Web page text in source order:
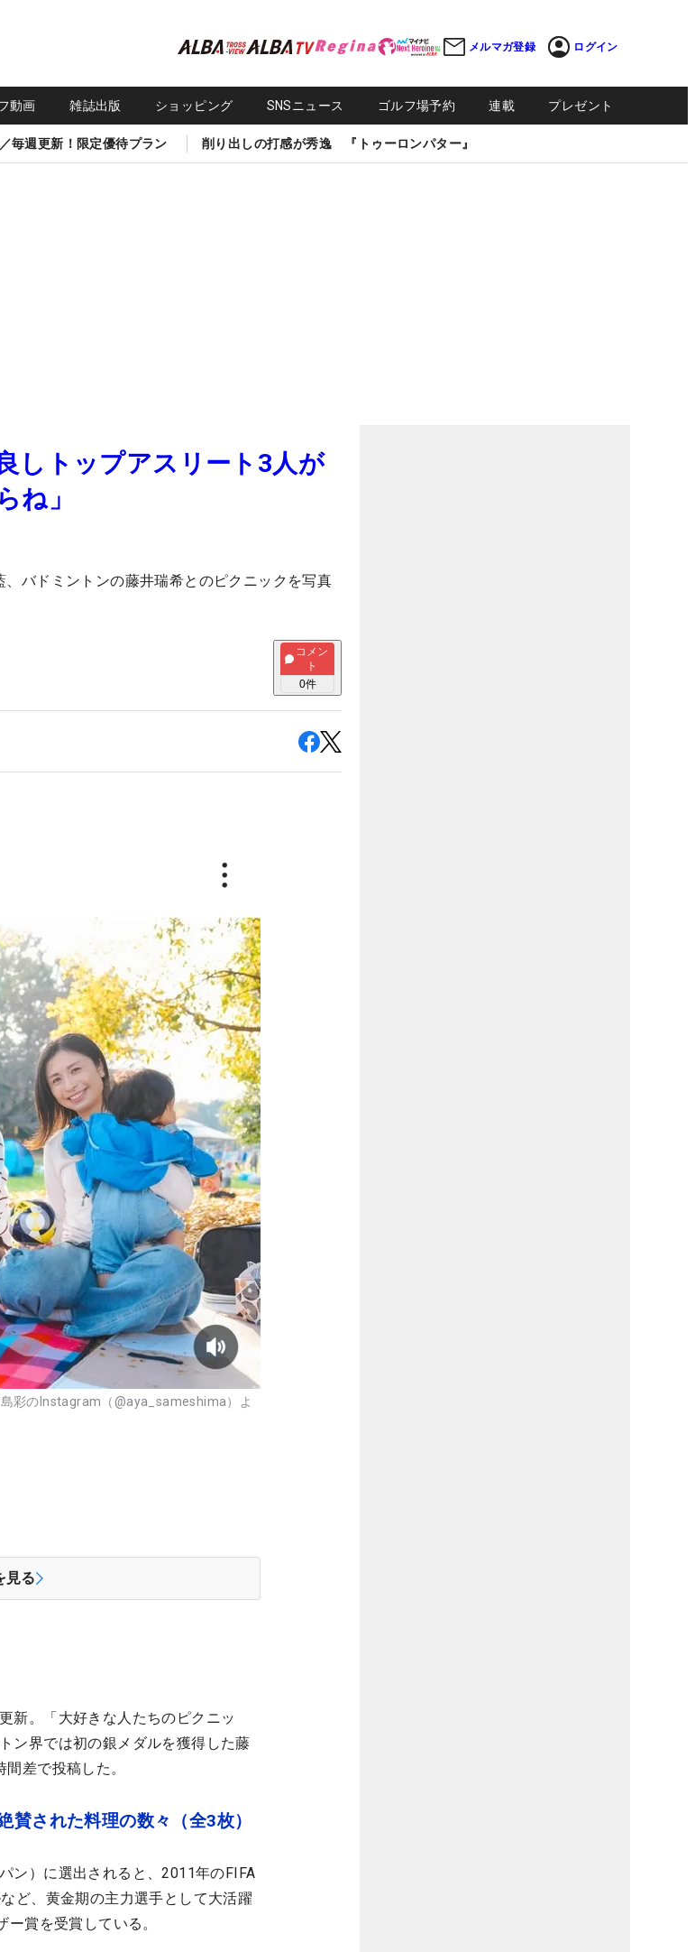
メルマガ登録 ログイン
動画 雑誌出版 ショッピング SNSニュース ゴルフ場予約 連載 プレゼント
毎週更新！限定優待プラン 削り出しの打感が秀逸 『トゥーロンパター』
しトップアスリート3人が
ね」
バドミントンの藤井瑞希とのピクニックを写真
コメン
ト
0件
彩のInstagram（@aya_sameshima）よ
見る
新。「大好きな人たちのピクニッ
ン界では初の銀メダルを獲得した藤
差で投稿した。
賛された料理の数々（全3枚）
ン）に選出されると、2011年のFIFA
ど、黄金期の主力選手として大活躍
賞を受賞している。